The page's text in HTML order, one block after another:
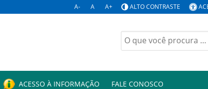
A- A A+ ALTO CONTRASTE
ACESSO À INFORMAÇÃO FALE CONOSCO